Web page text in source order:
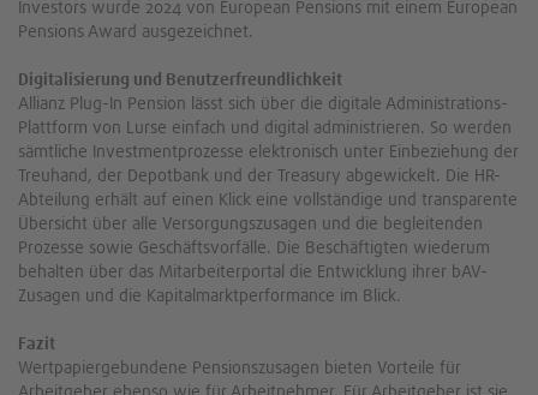
Investors wurde 2024 von European Pensions mit einem European
Pensions Award ausgezeichnet.
Digitalisierung und Benutzerfreundlichkeit
Allianz Plug-In Pension lässt sich über die digitale Administrations-
Plattform von Lurse einfach und digital administrieren. So werden
sämtliche Investmentprozesse elektronisch unter Einbeziehung der
Treuhand, der Depotbank und der Treasury abgewickelt. Die HR-
Abteilung erhält auf einen Klick eine vollständige und transparente
Übersicht über alle Versorgungszusagen und die begleitenden
Prozesse sowie Geschäftsvorfälle. Die Beschäftigten wiederum
behalten über das Mitarbeiterportal die Entwicklung ihrer bAV-
Zusagen und die Kapitalmarktperformance im Blick.
Fazit
Wertpapiergebundene Pensionszusagen bieten Vorteile für